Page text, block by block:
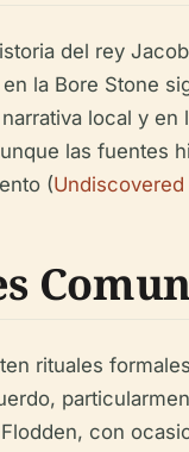
del rey
en la Bore Stone
local y en
las fuentes
(
rituales
con